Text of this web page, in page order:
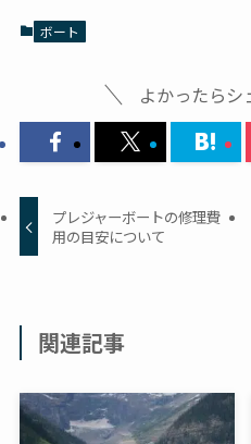
ボート
よかったらシ
プレジャーボートの修理費
用の目安について
関連記事